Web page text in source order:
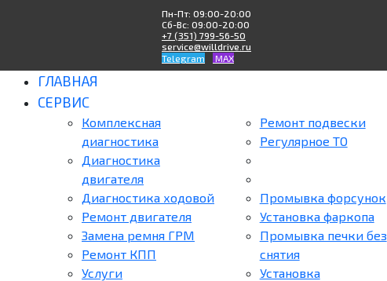
Пн-Пт: 09:00-20:00
Сб-Вс: 09:00-20:00
+7 (351) 799-56-50
service@willdrive.ru
Telegram
MAX
ГЛАВНАЯ
СЕРВИС
Комплексная
диагностика
Диагностика
двигателя
Диагностика ходовой
Ремонт двигателя
Замена ремня ГРМ
Ремонт КПП
Услуги
Ремонт подвески
Регулярное ТО
Промывка форсунок
Установка фаркопа
Промывка печки без
снятия
Установка